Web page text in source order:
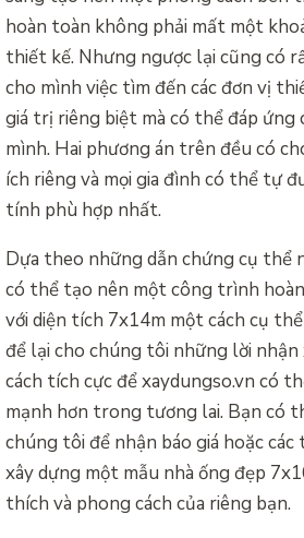
hoàn toàn không phải mất một
thiết kế. Nhưng ngược lại cũng có
cho mình việc tìm đến các đơn vị
giá trị riêng biệt mà có thể đáp ứng
mình. Hai phương án trên đều có
ích riêng và mọi gia đình có thể tự
tính phù hợp nhất.
Dựa theo những dẫn chứng cụ thể
có thể tạo nên một công trình
với diện tích 7x14m một cách cụ
để lại cho chúng tôi những lời
cách tích cực để xaydungso.vn có
mạnh hơn trong tương lai. Bạn có
chúng tôi để nhận báo giá hoặc các
xây dựng một mẫu nhà ống đẹp
thích và phong cách của riêng bạn.